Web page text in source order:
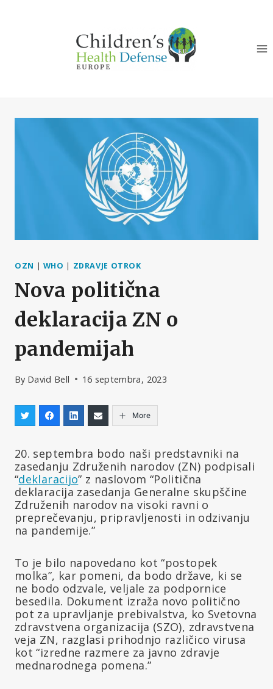
OZN | WHO | ZDRAVJE OTROK
Nova politična
deklaracija ZN o
pandemijah
By David Bell 16 septembra, 2023
More
20. septembra bodo naši predstavniki na
zasedanju Združenih narodov (ZN) podpisali
“deklaracijo” z naslovom “Politična
deklaracija zasedanja Generalne skupščine
Združenih narodov na visoki ravni o
preprečevanju, pripravljenosti in odzivanju
na pandemije.”
To je bilo napovedano kot “postopek
molka”, kar pomeni, da bodo države, ki se
ne bodo odzvale, veljale za podpornice
besedila. Dokument izraža novo politično
pot za upravljanje prebivalstva, ko Svetovna
zdravstvena organizacija (SZO), zdravstvena
veja ZN, razglasi prihodnjo različico virusa
kot “izredne razmere za javno zdravje
mednarodnega pomena.”